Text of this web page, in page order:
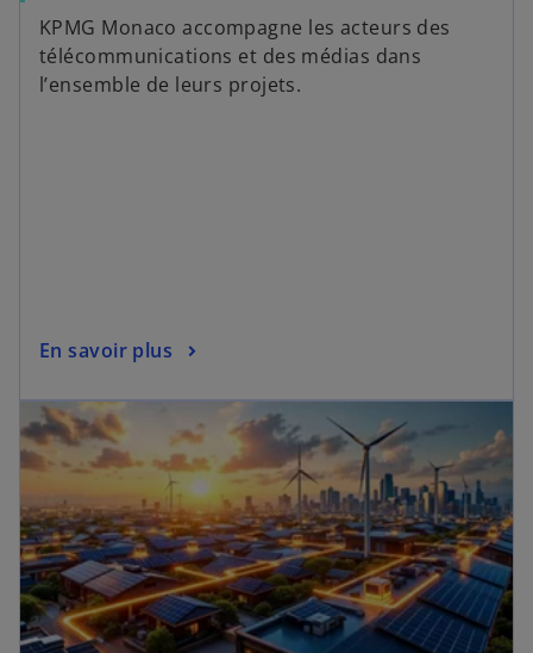
KPMG Monaco accompagne les acteurs des
télécommunications et des médias dans
l’ensemble de leurs projets.
En savoir plus